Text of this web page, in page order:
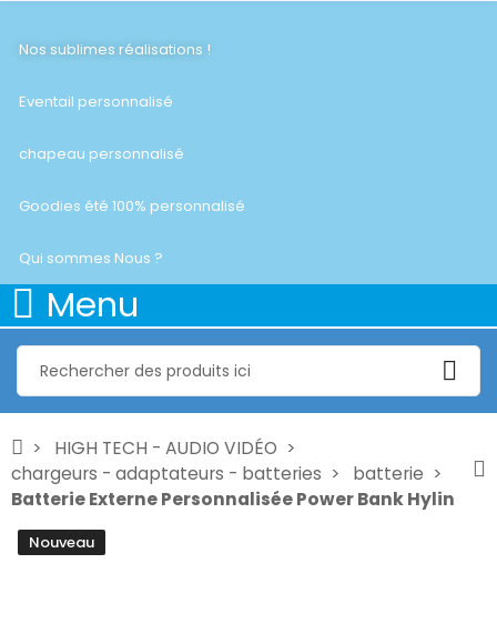
Nos sublimes réalisations !
Eventail personnalisé
chapeau personnalisé
Goodies été 100% personnalisé
Qui sommes Nous ?
Menu
HIGH TECH - AUDIO VIDÉO
chargeurs - adaptateurs - batteries
batterie
Batterie Externe Personnalisée Power Bank Hylin
Nouveau